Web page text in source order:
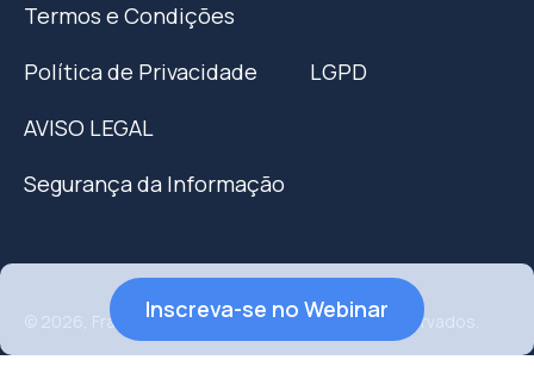
Inscreva-se no Webinar
Termos e Condições
Política de Privacidade
LGPD
AVISO LEGAL
Segurança da Informação
© 2026, Fracttal Tech S.L - Todos os Direitos Reservados.